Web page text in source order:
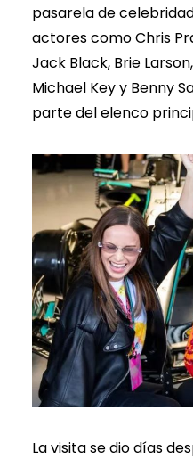
pasarela de
actores como Chris
Jack Black, Brie
Michael Key y Benny
parte del elenco
La visita se dio días